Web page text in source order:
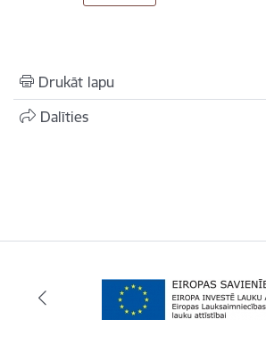
Drukāt lapu
Dalīties